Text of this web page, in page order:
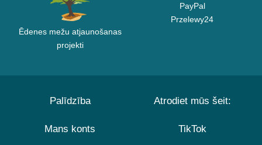
Ēdenes mežu atjaunošanas
projekti
PayPal
Przelewy24
Palīdzība
Mans konts
Atrodiet mūs šeit:
TikTok